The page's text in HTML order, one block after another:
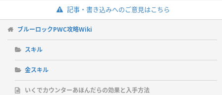
記事・書き込みへのご意見はこちら
ブルーロックPWC攻略Wiki
スキル
金スキル
いくでカウンターあほんだらの効果と入手方法